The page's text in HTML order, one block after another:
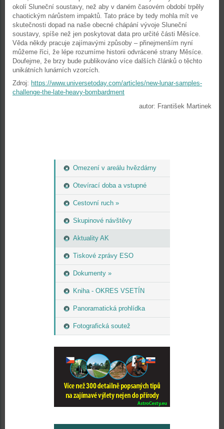
Omezení v areálu hvězdárny
Otevírací doba a vstupné
Cestovní ruch »
Skupinové návštěvy
Aktuality AK
Tiskové zprávy ESO
Dokumenty »
Kniha - OKRES VSETÍN
Panoramatická prohlídka
Fotografická soutež
okolí Sluneční soustavy, než aby v daném časovém období trpěly
chaotickým nárůstem impaktů. Tato práce by tedy mohla mít ve
skutečnosti dopad na naše obecné chápání vývoje Sluneční
soustavy, spíše než jen poskytovat data pro určité části Měsíce.
Věda někdy pracuje zajímavými způsoby – přinejmenším nyní
můžeme říci, že lépe rozumíme historii odvrácené strany Měsíce.
Doufejme, že brzy bude publikováno více dalších článků o těchto
unikátních lunárních vzorcích.
Zdroj: https://www.universetoday.com/articles/new-lunar-samples-
challenge-the-late-heavy-bombardment
autor: František Martinek